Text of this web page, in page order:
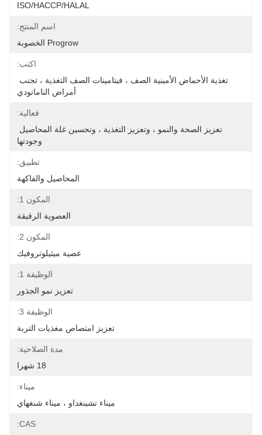
ISO/HACCP/HALAL
اسم المنتج:
Progrow الخصوبة
اكتب:
أمراض الناماتودي
فعالية:
وجودتها
تطبيق:
المحاصيل والفاكهة
المكون 1:
العصوية الرقيقة
المكون 2:
عصية ميثيلوتروفيك
الوظيفة 1:
تعزيز نمو الجذور
الوظيفة 3:
تعزيز امتصاص مغذيات التربة
مدة الصلاحية:
18 شهرا
ميناء:
ميناء تشينغداو ، ميناء شنغهاي
CAS: